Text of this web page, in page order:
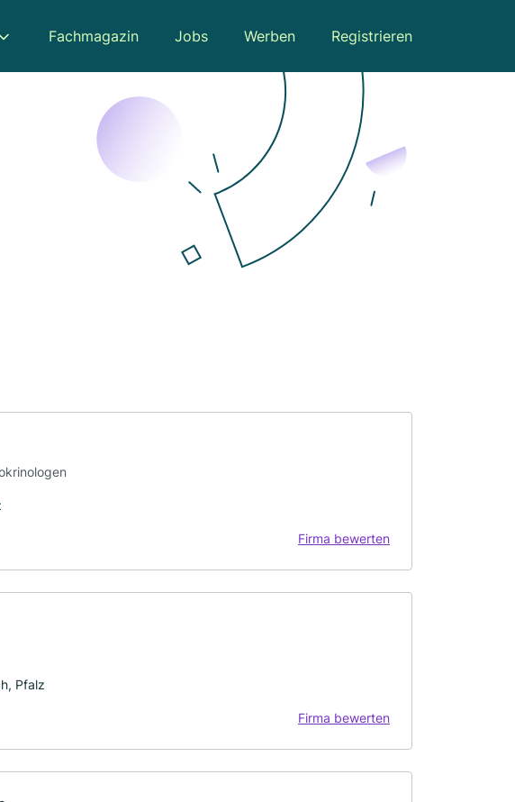
Fachmagazin Jobs Werben Registrieren
Firma bewerten
Pfalz
Firma bewerten